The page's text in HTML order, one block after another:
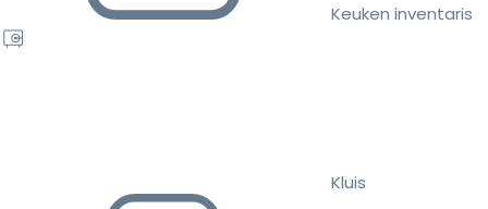
Keuken inventaris
Kluis